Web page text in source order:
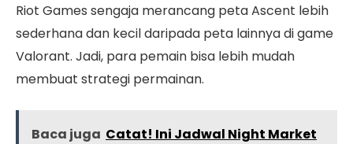
Riot Games sengaja merancang peta Ascent lebih
sederhana dan kecil daripada peta lainnya di game
Valorant. Jadi, para pemain bisa lebih mudah
membuat strategi permainan.
Baca juga Catat! Ini Jadwal Night Market